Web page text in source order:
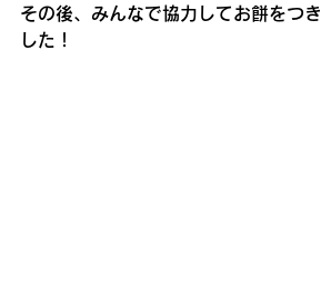
その後、みんなで協力してお餅をつ
した！